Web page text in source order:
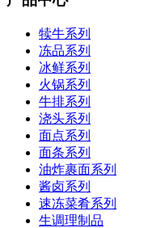
犊牛系列
冻品系列
冰鲜系列
火锅系列
牛排系列
浇头系列
面点系列
面条系列
油炸裹面系列
酱卤系列
速冻菜肴系列
生调理制品